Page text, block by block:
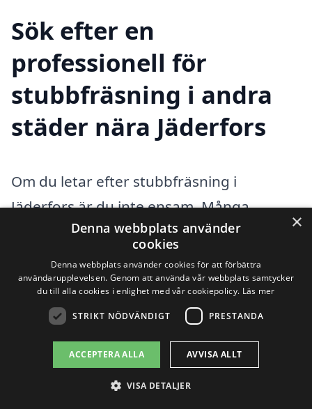
Sök efter en
professionell för
stubbfräsning i andra
städer nära Jäderfors
Om du letar efter stubbfräsning i
Jäderfors är du inte ensam. Många
husägare och företag i området behöver
hjälp med att ta bort stubbar efter
trädfällning. Det kan vara en utmanande
uppgift, och därför är det viktigt att anlita
Att hitta en professionell för
stubbfräsning i Jäderfors och omkring
×
Denna webbplats använder
cookies
Denna webbplats använder cookies för att förbättra
användarupplevelsen. Genom att använda vår webbplats samtycker
du till alla cookies i enlighet med vår cookiepolicy. Läs mer
STRIKT NÖDVÄNDIGT PRESTANDA
ACCEPTERA ALLA AVVISA ALLT
VISA DETALJER